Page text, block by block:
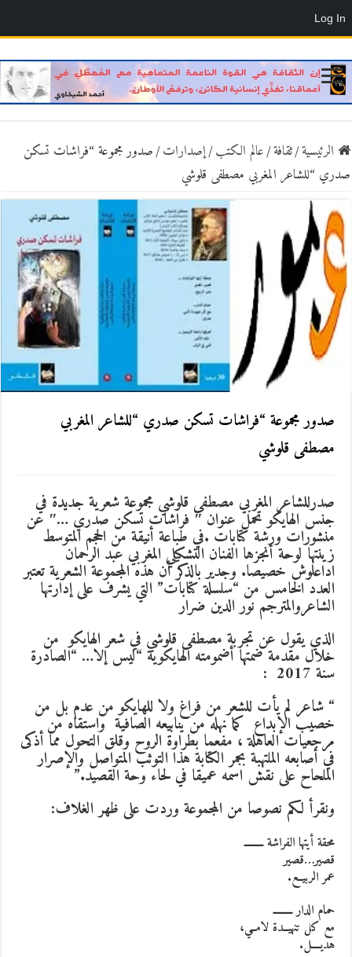
الرئيسية/ثقافة/عالم الكتب/إصدارات/صدور مجموعة “فراشات تسكن
صدري “للشاعر المغربي مصطفى قلوشي
صدور مجموعة “فراشات تسكن صدري “للشاعر المغربي
مصطفى قلوشي
صدرللشاعر المغربي مصطفى قلوشي مجموعة شعرية جديدة في
جنس الهايكو تحمل عنوان ʺ فراشات تسكن صدري …ʺ عن
منشورات ورشة كتابات .في طباعة أنيقة من الحجم المتوسط
زينتها لوحة أنجزها الفنان التشكيلي المغربي عبد الرحمان
اداعلوش خصيصا. وجدير بالذكر أن هذه المجموعة الشعرية تعتبر
العدد الخامس من “سلسلة كتابات” التي يشرف على إدارتها
الشاعروالمترجم نور الدين ضرار
الذي يقول عن تجربة مصطفى قلوشي في شعر الهايكو من
خلال مقدمة ضمتها أضمومته الهايكوية “ليس إلا… “الصادرة
سنة 2017 :
“ شاعر لم يأت للشعر من فراغ ولا للهايكو من عدم بل من
خصيب الإبداع كما نهله من ينابيعه الصافية واستقاه من
مرجعيات العاهلة ، مفعما بطراوة الروح وقلق التحول مما أذكى
في أصابعه الملتهبة بجمر الكتابة هذا التوثب المتواصل والإصرار
الملحاح على نقش اسمه عميقا في لحاء وحة القصيد.”
ونقرأ لكم نصوصا من المجموعة وردت على ظهر الغلاف:
محقة أيتها الفراشة ــــــــ
قصير…قصير
عمر الربيــع.
حمام الدار ــــــــ
مع كل تنهيــدة لامــي،
هديــــل.
Log In